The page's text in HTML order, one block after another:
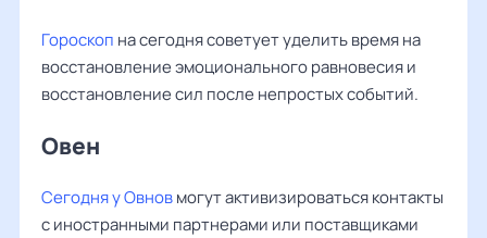
Гороскоп на сегодня советует уделить время на
восстановление эмоционального равновесия и
восстановление сил после непростых событий.
Овен ‌‌
Сегодня у Овновмогут активизироваться контакты
с иностранными партнерами или поставщиками